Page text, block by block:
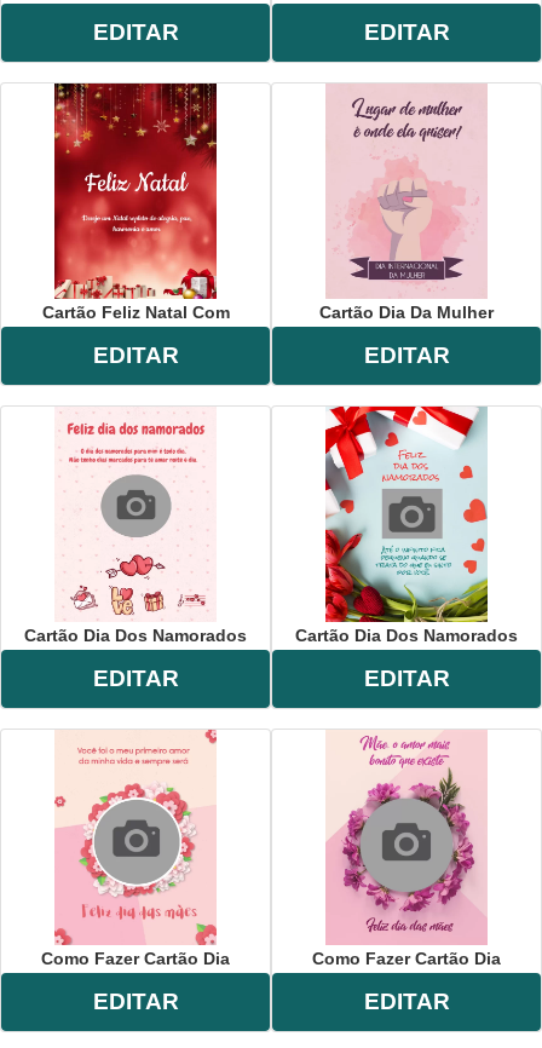
EDITAR EDITAR
Cartão Feliz Natal Com
EDITAR
Cartão Dia Da Mulher
EDITAR
Cartão Dia Dos Namorados
EDITAR
Cartão Dia Dos Namorados
EDITAR
Como Fazer Cartão Dia
EDITAR
Como Fazer Cartão Dia
EDITAR